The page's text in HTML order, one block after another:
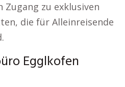
Zugang zu exklusiven
die für Alleinreisende
Egglkofen